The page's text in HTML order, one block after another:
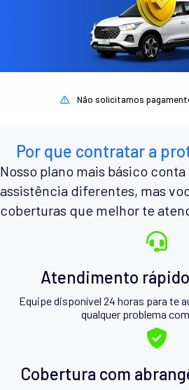
Não solicitamos
Por que contratar a
Nosso plano mais básico
assistência diferentes, mas
coberturas que melhor te
Atendimento
Equipe disponível 24 horas para te
qualquer problema
Cobertura com